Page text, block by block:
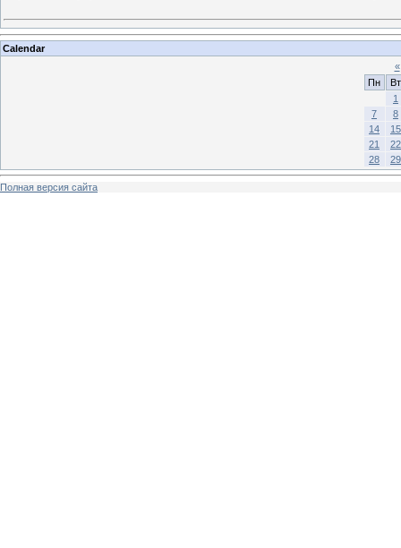
Calendar
«
Пн
Вт
1
7
8
14
15
21
22
28
29
Полная версия сайта